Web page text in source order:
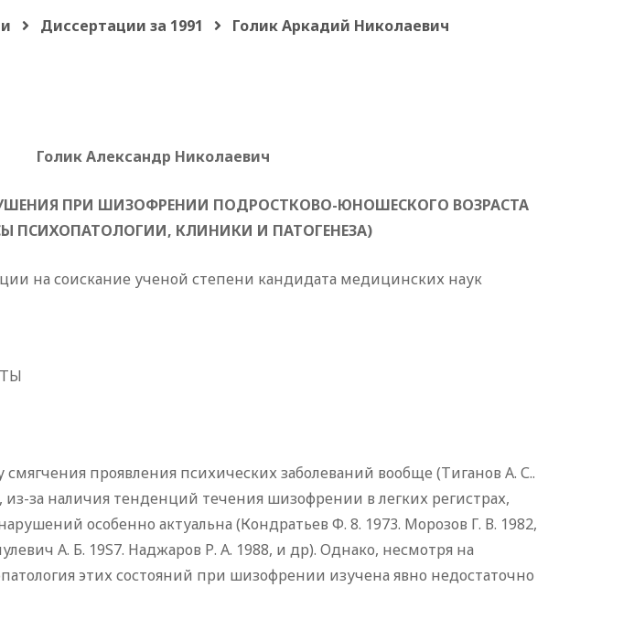
Диссертации за 1991 Голик Аркадий Николаевич
Голик Александр Николаевич
ПРИ ШИЗОФРЕНИИ ПОДРОСТКОВО-ЮНОШЕСКОГО ВОЗРАСТА
ПСИХОПАТОЛОГИИ, КЛИНИКИ И ПАТОГЕНЕЗА)
на соискание ученой степени кандидата медицинских наук
проявления психических заболеваний вообще (Тиганов А. С..
из-за наличия тенденций течения шизофрении в легких регистрах,
особенно актуальна (Кондратьев Ф. 8. 1973. Морозов Г. В. 1982,
А. Б. 19S7. Наджаров Р. А. 1988, и др). Однако, несмотря на
этих состояний при шизофрении изучена явно недостаточно